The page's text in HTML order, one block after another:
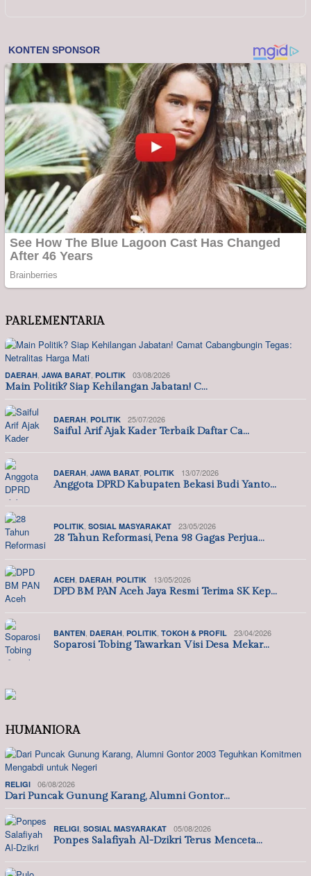
PARLEMENTARIA
DAERAH JAWA BARAT POLITIK 03/08/2026
Main Politik? Siap Kehilangan Jabatan! C…
DAERAH POLITIK 25/07/2026
Saiful Arif Ajak Kader Terbaik Daftar Ca…
DAERAH JAWA BARAT POLITIK 13/07/2026
Anggota DPRD Kabupaten Bekasi Budi Yanto…
POLITIK SOSIAL MASYARAKAT 23/05/2026
28 Tahun Reformasi, Pena 98 Gagas Perjua…
ACEH DAERAH POLITIK 13/05/2026
DPD BM PAN Aceh Jaya Resmi Terima SK Kep…
BANTEN DAERAH POLITIK TOKOH & PROFIL 23/04/2026
Soparosi Tobing Tawarkan Visi Desa Mekar…
HUMANIORA
RELIGI 06/08/2026
Dari Puncak Gunung Karang, Alumni Gontor…
RELIGI SOSIAL MASYARAKAT 05/08/2026
Ponpes Salafiyah Al-Dzikri Terus Menceta…